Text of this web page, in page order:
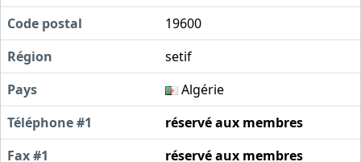
Code postal
19600
Région
setif
Pays
Algérie
Téléphone #1
réservé aux membres
Fax #1
réservé aux membres